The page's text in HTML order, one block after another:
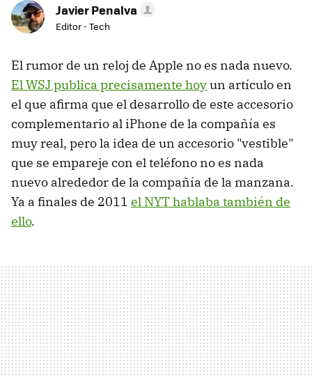
Javier Penalva
Editor - Tech
El rumor de un reloj de Apple no es nada nuevo.
El WSJ publica precisamente hoyun artículo en
el que afirma que el desarrollo de este accesorio
complementario al iPhone de la compañía es
muy real, pero la idea de un accesorio "vestible"
que se empareje con el teléfono no es nada
nuevo alrededor de la compañía de la manzana.
Ya a finales de 2011 el NYT hablaba también de
ello.